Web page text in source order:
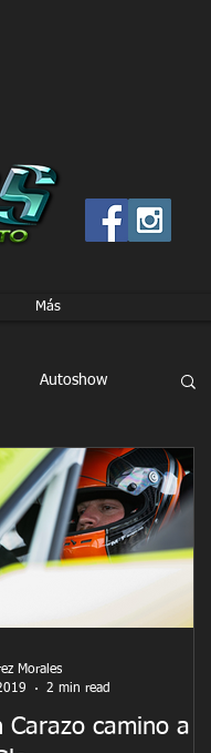
Más
Autoshow
Carazo camino a
Morales
2 min read